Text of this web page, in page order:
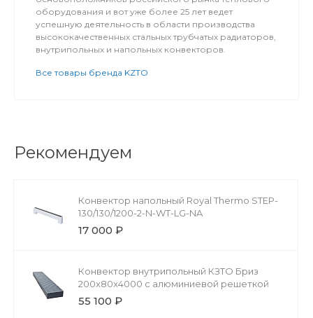
оборудования и вот уже более 25 лет ведет
успешную деятельность в области производства
высококачественных стальных трубчатых радиаторов,
внутрипольных и напольных конвекторов.
Все товары бренда KZTO
Рекомендуем
Конвектор напольный Royal Thermo STEP-
130/130/1200-2-N-WT-LG-NA
17 000 ₽
Конвектор внутрипольный КЗТО Бриз
200x80x4000 с алюминиевой решеткой
55 100 ₽